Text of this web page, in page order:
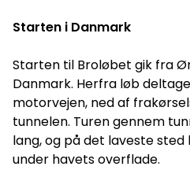
Starten i Danmark
Starten til Broløbet gik fra
Danmark. Herfra løb
motorvejen, ned af
tunnelen. Turen gennem
lang, og på det laveste
under havets overflade.